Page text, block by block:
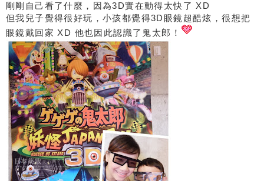
剛剛自己看了什麼，因為3D實在動得太快了 XD
但我兒子覺得很好玩，小孩都覺得3D眼鏡超酷炫，很想把
眼鏡戴回家 XD 他也因此認識了鬼太郎！